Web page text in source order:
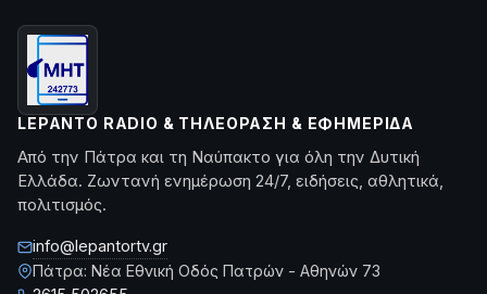
LEPANTO RADIO & ΤΗΛΕΌΡΑΣΗ & ΕΦΗΜΕΡΊΔΑ
Από την Πάτρα και τη Ναύπακτο για όλη την Δυτική
Ελλάδα. Ζωντανή ενημέρωση 24/7, ειδήσεις, αθλητικά,
πολιτισμός.
info@lepantortv.gr
Πάτρα: Νέα Εθνική Οδός Πατρών - Αθηνών 73